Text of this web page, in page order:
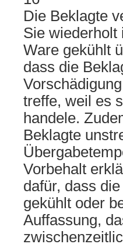
Die Beklagte
Sie wiederholt
Ware gekühlt
dass die
treffe, weil es
handele.
Beklagte
Vorbehalt
dafür, dass
gekühlt oder
Auffassung,